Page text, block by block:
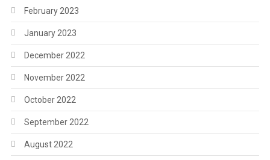
February 2023
January 2023
December 2022
November 2022
October 2022
September 2022
August 2022